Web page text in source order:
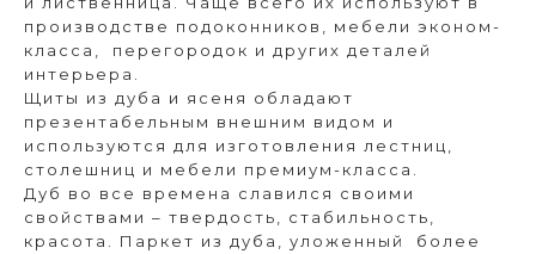
производстве подоконников, мебели эконом-
класса, перегородок и других деталей
интерьера.
Щиты из дуба и ясеня обладают
презентабельным внешним видом и
используются для изготовления лестниц,
столешниц и мебели премиум-класса.
Дуб во все времена славился своими
свойствами – твердость, стабильность,
красота. Паркет из дуба, уложенный более